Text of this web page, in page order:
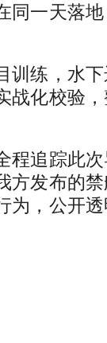
同一天落
训练，水
战化校验
程追踪此
方发布的
为，公开